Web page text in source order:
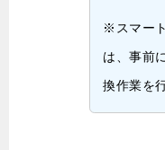
※スマー
は、事前
換作業を